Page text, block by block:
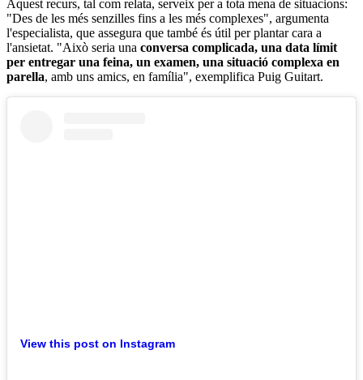
Aquest recurs, tal com relata, serveix per a tota mena de situacions:
"Des de les més senzilles fins a les més complexes", argumenta
l'especialista, que assegura que també és útil per plantar cara a
l'ansietat. "Això seria una conversa complicada, una data límit
per entregar una feina, un examen, una situació complexa en
parella, amb uns amics, en família", exemplifica Puig Guitart.
View this post on Instagram